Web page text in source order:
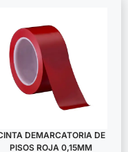
DEMARCATORIA DE
PISOS ROJA 0,15MM